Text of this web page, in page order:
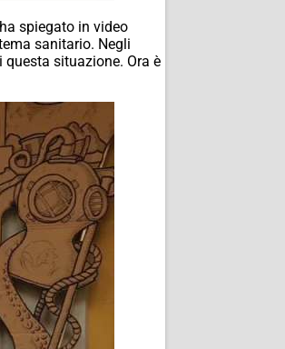
spiegato in video
sanitario. Negli
situazione. Ora è